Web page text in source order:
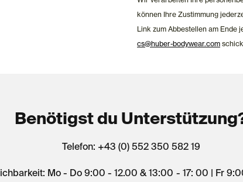
können Ihre Zustimmung
Link zum Abbestellen am
cs@huber-bodywear.com
Benötigst du
Telefon: +43 (0) 552 350 582 19
Mo - Do 9:00 - 12.00 & 13:00 - 17: 00 | Fr